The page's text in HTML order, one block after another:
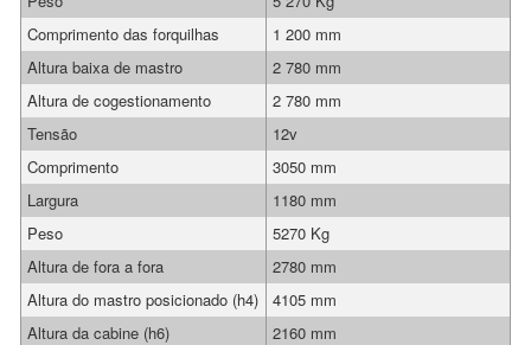
Comprimento das forquilhas
1 200 mm
Altura baixa de mastro
2 780 mm
Altura de cogestionamento
2 780 mm
Tensão
12v
Comprimento
3050 mm
Largura
1180 mm
Peso
5270 Kg
Altura de fora a fora
2780 mm
Altura do mastro posicionado (h4)
4105 mm
Altura da cabine (h6)
2160 mm